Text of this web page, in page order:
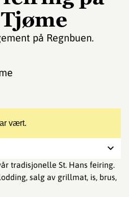
på Regnbuen.
vært.
tradisjonelle St. Hans feiring.
salg av grillmat, is, brus,